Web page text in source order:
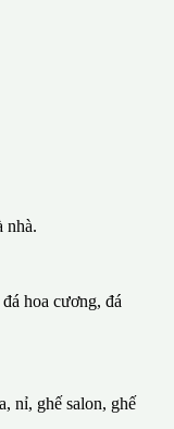
nhà.
hoa cương, đá
nỉ, ghế salon, ghế